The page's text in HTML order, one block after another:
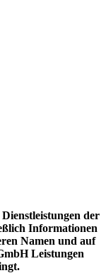
der
Informationen
Namen und auf
Leistungen